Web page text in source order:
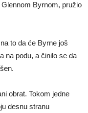
Byrnom, pružio
to da će Byrne još
na podu, a činilo se da
obrat. Tokom jedne
desnu stranu